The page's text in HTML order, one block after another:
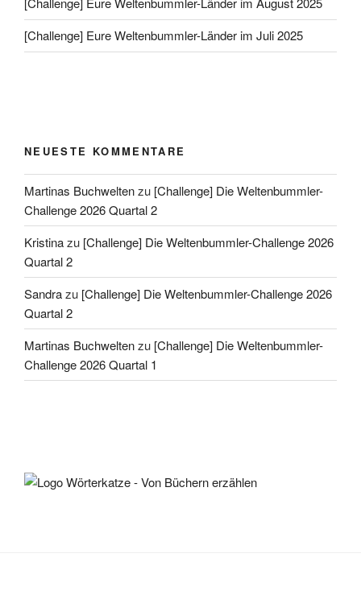
[Challenge] Eure Weltenbummler-Länder im Juli 2025
NEUESTE KOMMENTARE
Martinas Buchweltenzu [Challenge] Die Weltenbummler-
Challenge 2026 Quartal 2
Kristinazu [Challenge] Die Weltenbummler-Challenge 2026
Quartal 2
Sandrazu [Challenge] Die Weltenbummler-Challenge 2026
Quartal 2
Martinas Buchweltenzu [Challenge] Die Weltenbummler-
Challenge 2026 Quartal 1